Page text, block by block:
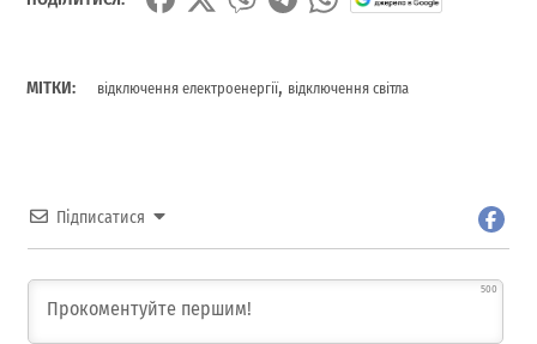
МІТКИ: відключення електроенергії, відключення світла
Підписатися
500